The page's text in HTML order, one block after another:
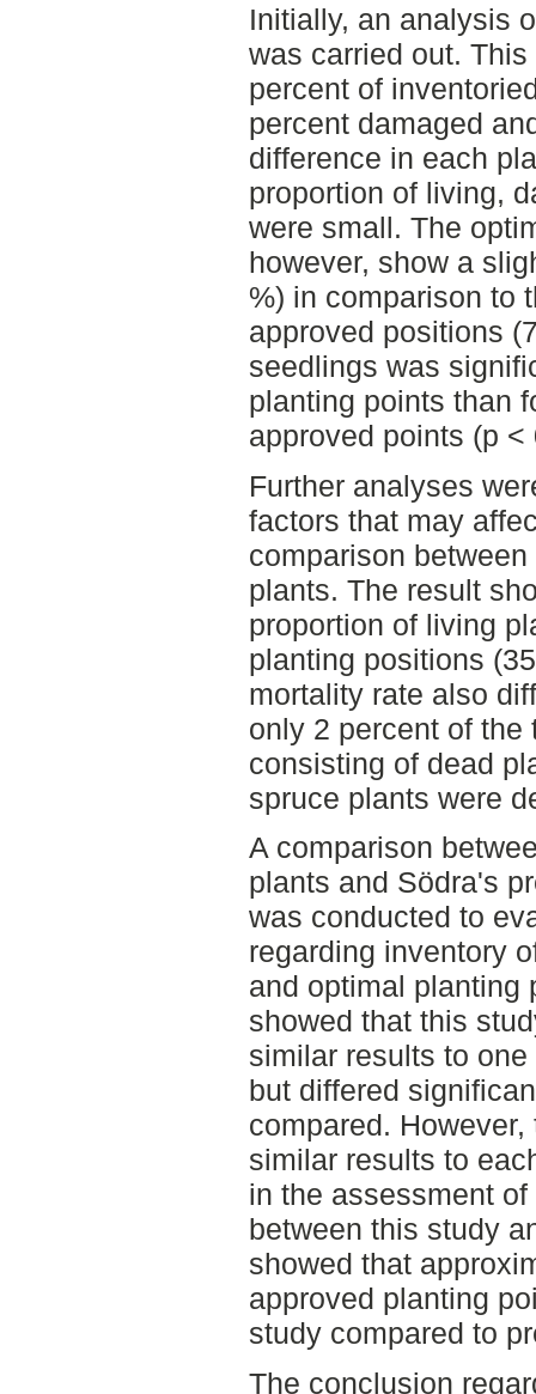
Initially, an analysis
was carried out.
percent of
percent damaged
difference in each
proportion of living,
were small. The
however, show a
%) in comparison to
approved positions
seedlings was
planting points than
approved points (p <
Further analyses
factors that may
comparison
plants. The result
proportion of living
planting positions
mortality rate also
only 2 percent of
consisting of dead
spruce plants were
A comparison
plants and Södra's
was conducted to
regarding inventory
and optimal planting
showed that this
similar results to
but differed
compared.
similar results to
in the assessment
between this study
showed that
approved planting
study compared to
The conclusion